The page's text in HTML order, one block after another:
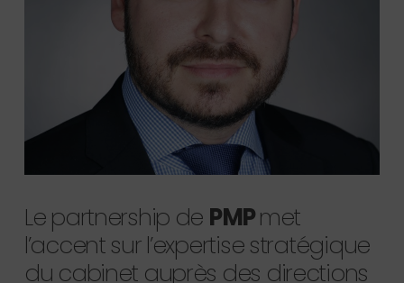
Le partnership de PMPmet
l’accent sur l’expertise stratégique
du cabinet auprès des directions